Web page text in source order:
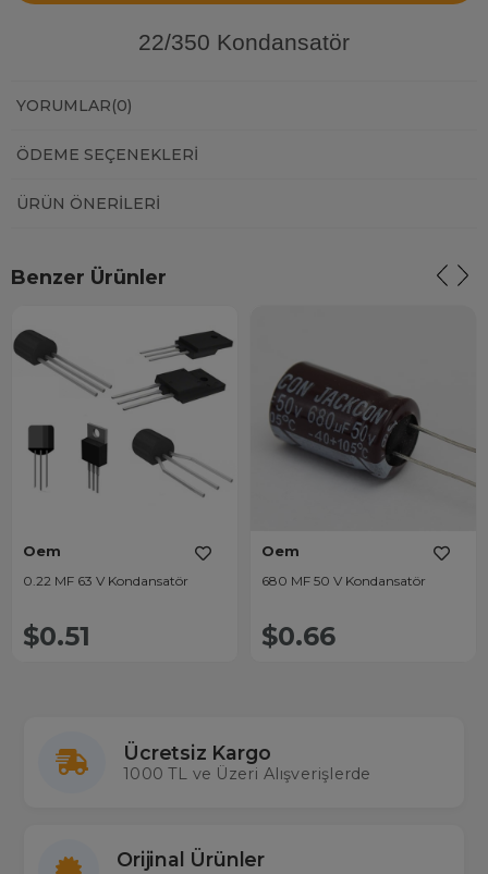
22/350 Kondansatör
YORUMLAR(0)
ÖDEME SEÇENEKLERI
ÜRÜN ÖNERILERI
Benzer Ürünler
Oem
0.22 MF 63 V Kondansatör
$0.51
Oem
680 MF 50 V Kondansatör
$0.66
Ücretsiz Kargo
1000 TL ve Üzeri Alışverişlerde
Orijinal Ürünler